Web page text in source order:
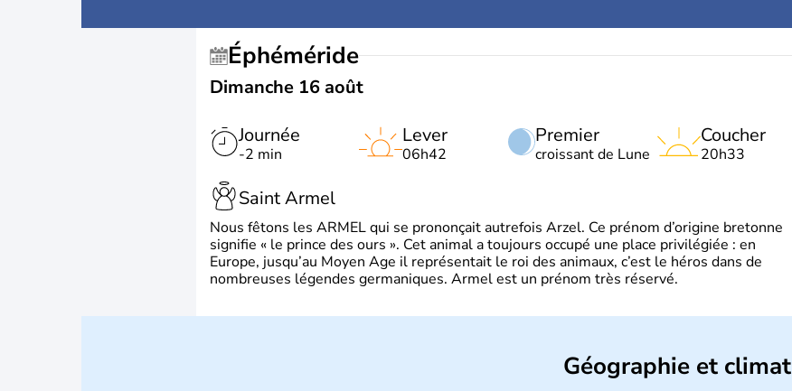
Éphéméride
Dimanche 16 août
Journée
-2 min
Premier
croissant de Lune
Lever
06h42
Coucher
20h33
Saint Armel
Nous fêtons les ARMEL qui se prononçait autrefois Arzel. Ce prénom d’origine bretonne
signifie « le prince des ours ». Cet animal a toujours occupé une place privilégiée : en
Europe, jusqu’au Moyen Age il représentait le roi des animaux, c’est le héros dans de
nombreuses légendes germaniques. Armel est un prénom très réservé.
Géographie et climat